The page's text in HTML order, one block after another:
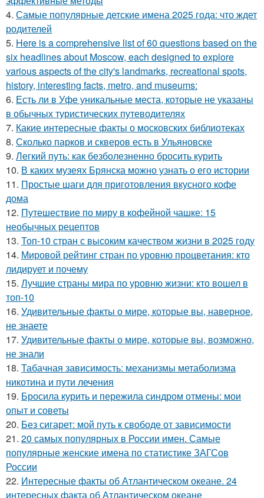
4. Самые популярные детские имена 2025 года: что ждет
родителей
5. Here is a comprehensive list of 60 questions based on the
six headlines about Moscow, each designed to explore
various aspects of the city's landmarks, recreational spots,
history, interesting facts, metro, and museums:
6. Есть ли в Уфе уникальные места, которые не указаны
в обычных туристических путеводителях
7. Какие интересные факты о московских библиотеках
8. Сколько парков и скверов есть в Ульяновске
9. Легкий путь: как безболезненно бросить курить
10. В каких музеях Брянска можно узнать о его истории
11. Простые шаги для приготовления вкусного кофе
дома
12. Путешествие по миру в кофейной чашке: 15
необычных рецептов
13. Топ-10 стран с высоким качеством жизни в 2025 году
14. Мировой рейтинг стран по уровню процветания: кто
лидирует и почему
15. Лучшие страны мира по уровню жизни: кто вошел в
топ-10
16. Удивительные факты о мире, которые вы, наверное,
не знаете
17. Удивительные факты о мире, которые вы, возможно,
не знали
18. Табачная зависимость: механизмы метаболизма
никотина и пути лечения
19. Бросила курить и пережила синдром отмены: мои
опыт и советы
20. Без сигарет: мой путь к свободе от зависимости
21. 20 самых популярных в России имен. Самые
популярные женские имена по статистике ЗАГСов
России
22. Интересные факты об Атлантическом океане. 24
интересных факта об Атлантическом океане